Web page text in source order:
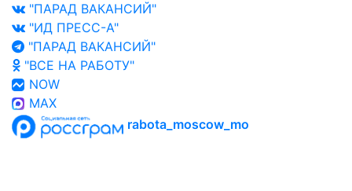
"ПАРАД ВАКАНСИЙ"
"ИД ПРЕСС-А"
"ПАРАД ВАКАНСИЙ"
"ВСЕ НА РАБОТУ"
NOW
MAX
rabota_moscow_mo